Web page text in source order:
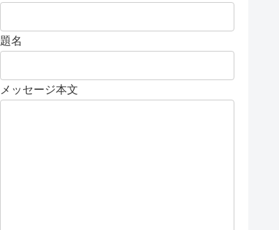
題名
メッセージ本文